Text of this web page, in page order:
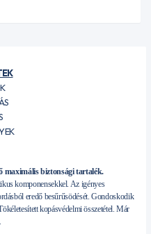
maximális biztonsági tartalék.
komponensekkel. Az igényes
eredő besűrűsödését. Gondoskodik
kopásvédelmi összetétel. Már